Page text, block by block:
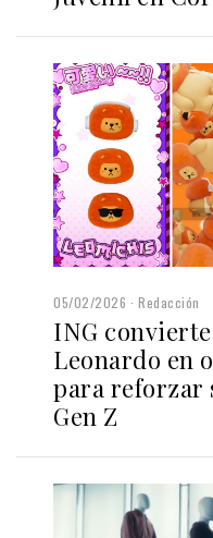
05/02/2026 Redacción
ING
Leonardo en
para reforzar
Gen Z